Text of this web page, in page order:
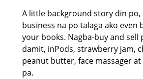
A little background story din po,
business na po talaga ako even
your books. Nagba-buy and sell
damit, inPods, strawberry jam,
peanut butter, face massager
pa.